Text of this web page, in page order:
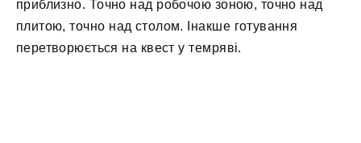
приблизно. Точно над робочою зоною, точно над
плитою, точно над столом. Інакше готування
перетворюється на квест у темряві.